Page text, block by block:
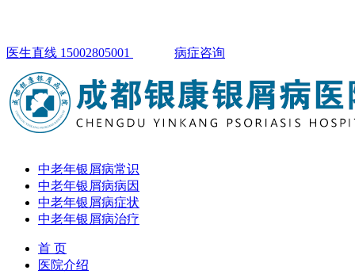
医生直线 15002805001 病症咨询
中老年银屑病常识
中老年银屑病病因
中老年银屑病症状
中老年银屑病治疗
首 页
医院介绍